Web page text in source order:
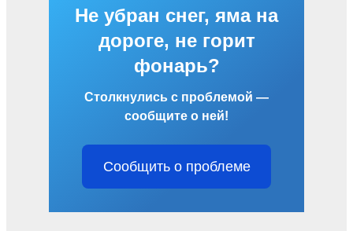
Не убран снег, яма на
дороге, не горит
фонарь?
Столкнулись с проблемой —
сообщите о ней!
Сообщить о проблеме